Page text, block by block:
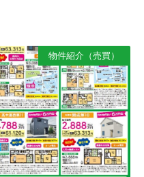
物件紹介（売買）